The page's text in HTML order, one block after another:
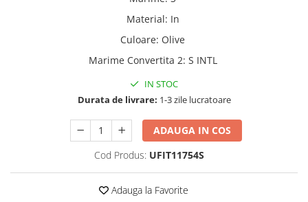
Material: In
Culoare: Olive
Marime Convertita 2: S INTL
IN STOC
Durata de livrare: 1-3 zile lucratoare
ADAUGA IN COS
Cod Produs: UFIT11754S
Adauga la Favorite